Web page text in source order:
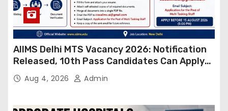
AIIMS Delhi MTS Vacancy 2026: Notification
Released, 10th Pass Candidates Can Apply
Through Email
Aug 4, 2026 Admin